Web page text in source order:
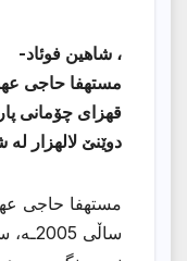
، شاهین فوئاد-
مستهفا حاجی
قهزای چۆمانی
دوێنێ لالهزار
مستهفا حاجی
ساڵی